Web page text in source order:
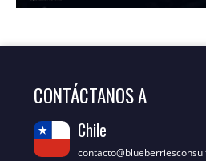
CONTÁCTANOS A
Chile